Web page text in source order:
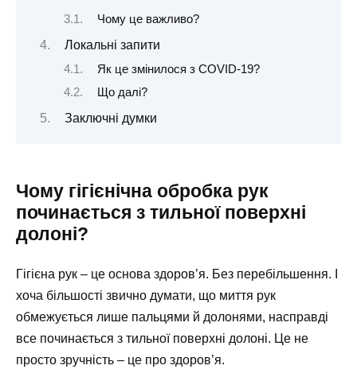
Чому це важливо?
Локальні запити
Як це змінилося з COVID-19?
Що далі?
Заключні думки
Чому гігієнічна обробка рук
починається з тильної поверхні
долоні?
Гігієна рук – це основа здоров’я. Без перебільшення. І
хоча більшості звично думати, що миття рук
обмежується лише пальцями й долонями, насправді
все починається з тильної поверхні долоні. Це не
просто зручність – це про здоров’я.